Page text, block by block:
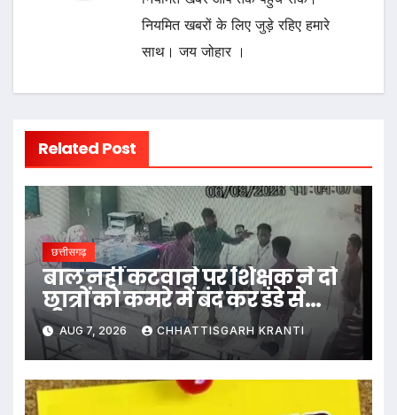
नियमित खबरों के लिए जुड़े रहिए हमारे
साथ। जय जोहार ।
Related Post
छत्तीसगढ़
बाल नहीं कटवाने पर शिक्षक ने दो
छात्रों को कमरे में बंद कर डंडे से
पीटा…
AUG 7, 2026 CHHATTISGARH KRANTI